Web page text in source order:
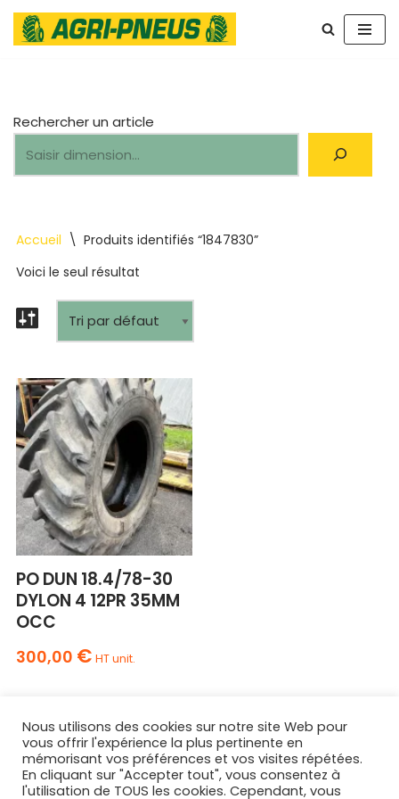
Aller
Accueil \ Produits identifiés “1847830”
Voici le seul résultat
PO DUN 18.4/78-30
DYLON 4 12PR 35MM
OCC
300,00 € HT unit.
Rechercher un article
Nous utilisons des cookies sur notre site Web pour
vous offrir l'expérience la plus pertinente en
mémorisant vos préférences et vos visites répétées.
En cliquant sur "Accepter tout", vous consentez à
l'utilisation de TOUS les cookies. Cependant, vous